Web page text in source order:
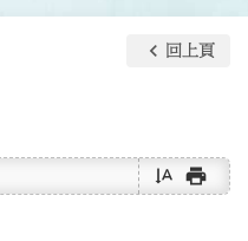
keyboard_arrow_left 回上頁
text_rotate_vertical print